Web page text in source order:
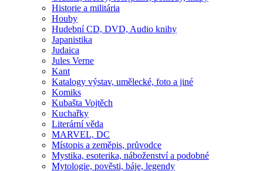
Historie a militária
Houby
Hudební CD, DVD, Audio knihy
Japanistika
Judaica
Jules Verne
Kant
Katalogy výstav, umělecké, foto a jiné
Komiks
Kubašta Vojtěch
Kuchařky
Literární věda
MARVEL, DC
Místopis a zeměpis, průvodce
Mystika, esoterika, náboženství a podobné
Mytologie, pověsti, báje, legendy